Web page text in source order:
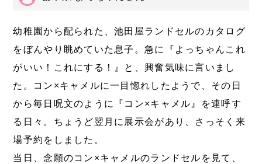
幼稚園から配られた、池田屋ランドセルのカタログ
をぼんやり眺めていた息子。急に『よっちゃんこれ
がいい！これにする！』と、興奮気味に言いまし
た。コン×キャメルに一目惚れしたようで、その日
から毎日呪文のように『コン×キャメル』を連呼す
る日々。ちょうど翌月に展示会があり、さっそく来
場予約をしました。
当日、念願のコン×キャメルのランドセルを見て、